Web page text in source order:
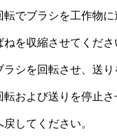
でブラシを工作物に
を収縮させてくださ
シを回転させ、送り
および送りを停止さ
してください。